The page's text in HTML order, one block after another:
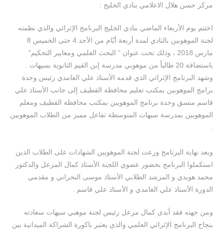
مركز حسن هلال الاعلامي بنادي الخليج :
اختتم يوم الأربعاء الماضي بنادي الخليج البرنامج الإثرائي والذي نظمته
لجنة الموهوبين بالنادي لمدة أربعة أيّام من الأحد 4 حتى الخميس 8
مارس 2018 ، وذلك تحت عنوان ” البحث العلمي ومعايير التحكيم”
باستضافة 20 طالباً من موهوبي مدرسة إبن القيم الثانوية بسيهات .
وشهد البرنامج الإثرائي الذي ‏قدمه الأستاذ علي الغامدي رئيس وحدة
برامج الموهوبين بمكتب تعليم محافظة القطيف إلى جانب الأستاذ علي
قاسم منسق وحدة برنامج الموهوبين بمكتب محافظة القطيف ومعلم
الموهوبين بمدرسة سيهات المتوسطة تفاعل مميز من الطلاب الموهوبين
وبعد نهاية البرنامج وزعت لجنة الموهوبين الشهادات على الطلاب الذين
استكملوا البرنامج بحضور عضوي اللجنة الأستاذ كمال المزعل والدكتور
محمد هويدي و المرشد الطلابي الأستاذ موسى البحراني و مقدمي
الدورة الأستاذ علي الغامدي و الأستاذ علي قاسم .
ومن جهته فقد أبدى كمال مزعل رئيس لجنة موهبي سيهات سعادته
بنجاح البرنامج الإثرائي العلمي والذي يعتبر باكورة الشراكة الميدانية بين